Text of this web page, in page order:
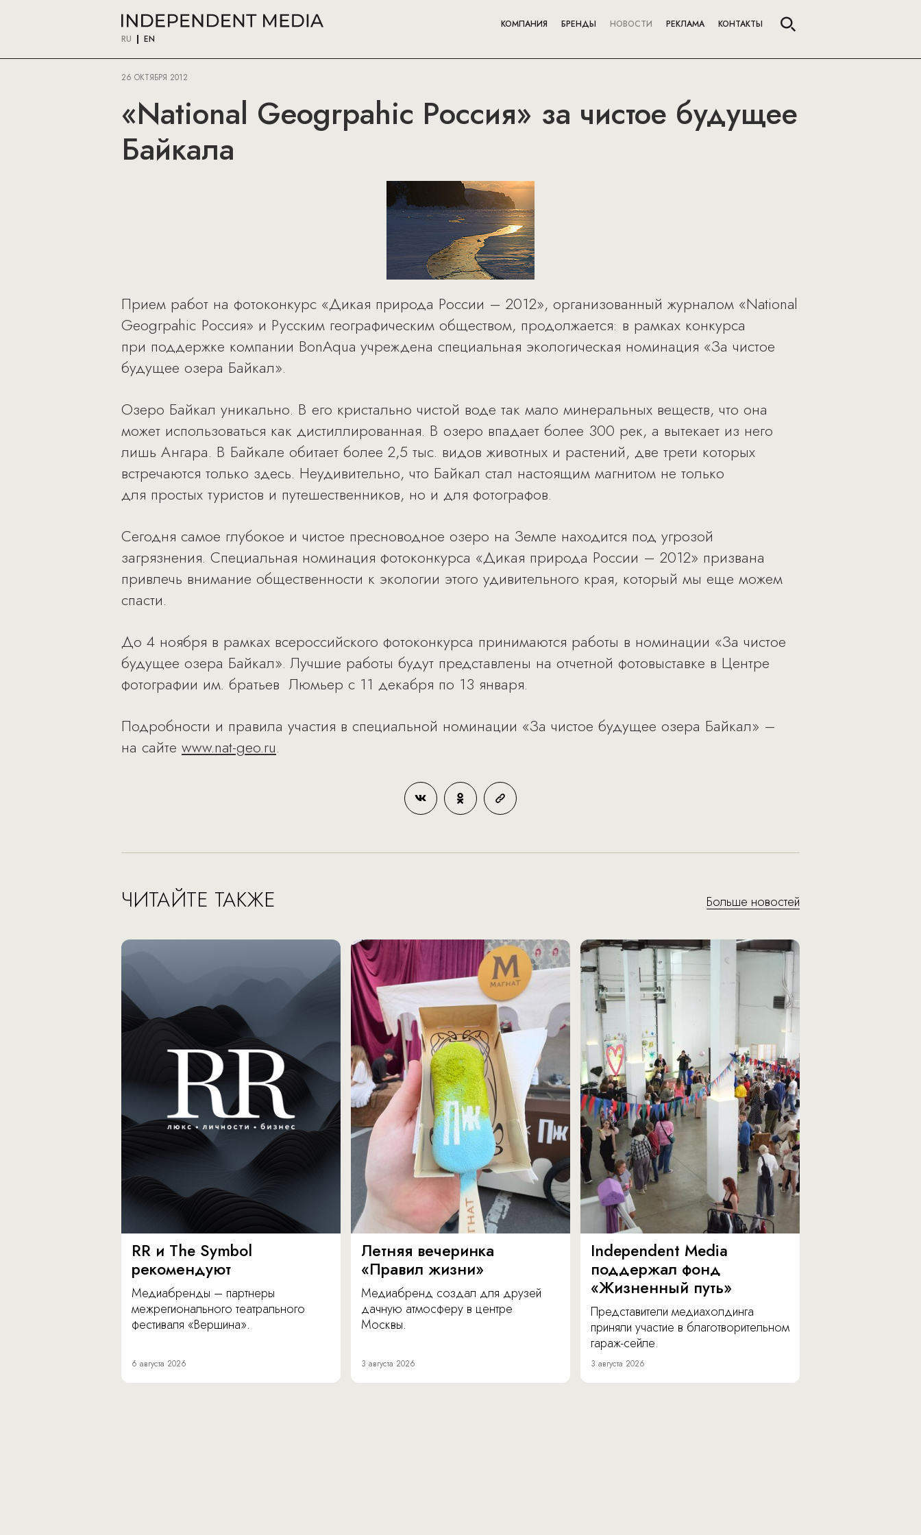
RU EN
КОМПАНИЯ БРЕНДЫ НОВОСТИ РЕКЛАМА КОНТАКТЫ
26 ОКТЯБРЯ 2012
«National Geogrpahic Россия» за чистое будущее
Байкала
Прием работ на фотоконкурс «Дикая природа России – 2012», организованный журналом «National
Geogrpahic Россия» и Русским географическим обществом, продолжается: в рамках конкурса
при поддержке компании BonAqua учреждена специальная экологическая номинация «За чистое
будущее озера Байкал».
Озеро Байкал уникально. В его кристально чистой воде так мало минеральных веществ, что она
может использоваться как дистиллированная. В озеро впадает более 300 рек, а вытекает из него
лишь Ангара. В Байкале обитает более 2,5 тыс. видов животных и растений, две трети которых
встречаются только здесь. Неудивительно, что Байкал стал настоящим магнитом не только
для простых туристов и путешественников, но и для фотографов.
Сегодня самое глубокое и чистое пресноводное озеро на Земле находится под угрозой
загрязнения. Специальная номинация фотоконкурса «Дикая природа России – 2012» призвана
привлечь внимание общественности к экологии этого удивительного края, который мы еще можем
спасти.
До 4 ноября в рамках всероссийского фотоконкурса принимаются работы в номинации «За чистое
будущее озера Байкал». Лучшие работы будут представлены на отчетной фотовыставке в Центре
фотографии им. братьев Люмьер с 11 декабря по 13 января.
Подробности и правила участия в специальной номинации «За чистое будущее озера Байкал» –
на сайте www.nat-geo.ru.
ЧИТАЙТЕ ТАКЖЕ Больше новостей
RR и The Symbol
рекомендуют
Медиабренды – партнеры
межрегионального театрального
фестиваля «Вершина».
6 августа 2026
Летняя вечеринка
«Правил жизни»
Медиабренд создал для друзей
дачную атмосферу в центре
Москвы.
3 августа 2026
Independent Media
поддержал фонд
«Жизненный путь»
Представители медиахолдинга
приняли участие в благотворительном
гараж-сейле.
3 августа 2026